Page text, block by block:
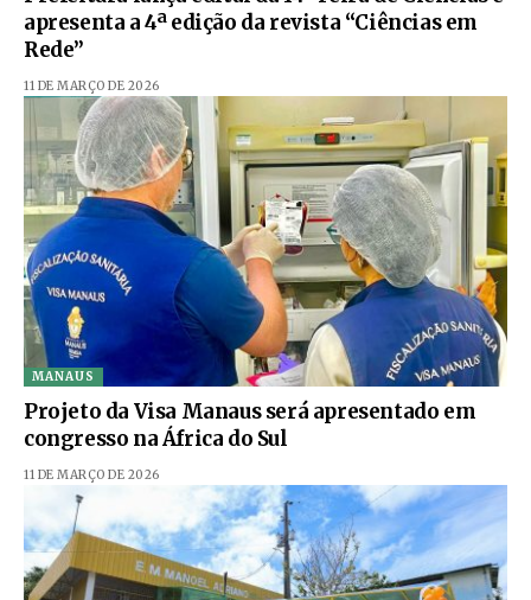
apresenta a 4ª edição da revista “Ciências em
Rede”
11 DE MARÇO DE 2026
MANAUS
Projeto da Visa Manaus será apresentado em
congresso na África do Sul
11 DE MARÇO DE 2026